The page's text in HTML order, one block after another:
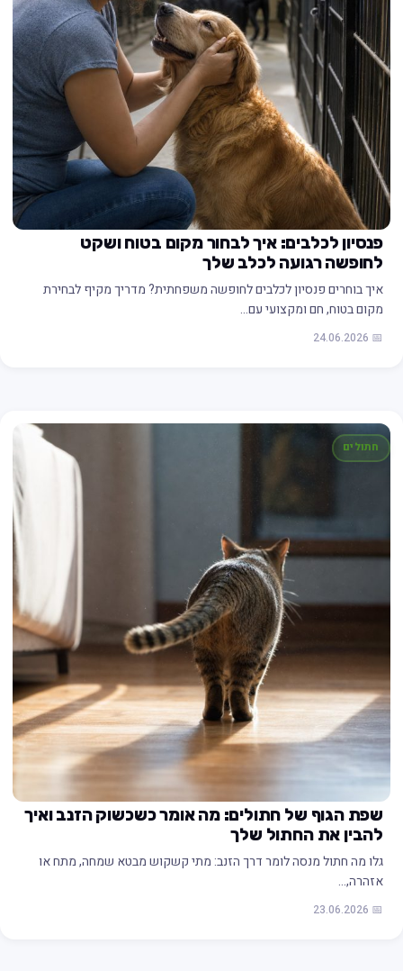
פנסיון לכלבים: איך לבחור מקום בטוח ושקט
לחופשה רגועה לכלב שלך
איך בוחרים פנסיון לכלבים לחופשה משפחתית? מדריך מקיף לבחירת
מקום בטוח, חם ומקצועי עם…
📅 24.06.2026
חתולים
שפת הגוף של חתולים: מה אומר כשכשוק הזנב ואיך
להבין את החתול שלך
גלו מה חתול מנסה לומר דרך הזנב: מתי קשקוש מבטא שמחה, מתח או
אזהרה,…
📅 23.06.2026